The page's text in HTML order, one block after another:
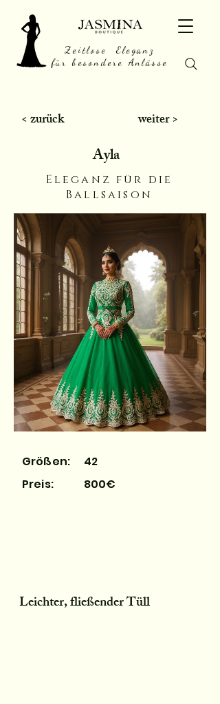
Zeitlose Eleganz
für besondere Anlässe
< zurück weiter >
Ayla
Eleganz für die
Ballsaison
Größen:
Preis:
42
800€
Leichter, fließender Tüll